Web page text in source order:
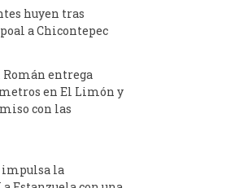
huyen tras
a Chicontepec
Román entrega
en El Limón y
con las
impulsa la